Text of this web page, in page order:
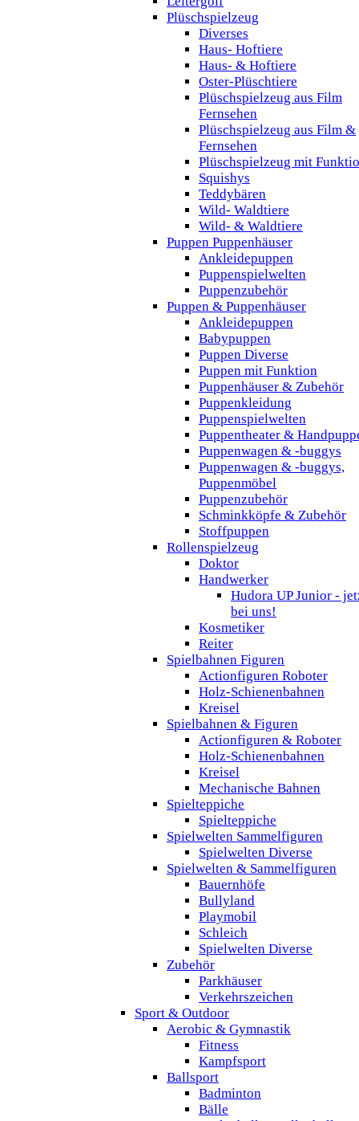
Plüschspielzeug
Diverses
Haus- Hoftiere
Haus- & Hoftiere
Oster-Plüschtiere
Plüschspielzeug aus Film
Fernsehen
Plüschspielzeug aus Film &
Fernsehen
Plüschspielzeug mit
Squishys
Teddybären
Wild- Waldtiere
Wild- & Waldtiere
Puppen Puppenhäuser
Ankleidepuppen
Puppenspielwelten
Puppenzubehör
Puppen & Puppenhäuser
Ankleidepuppen
Babypuppen
Puppen Diverse
Puppen mit Funktion
Puppenhäuser & Zubehör
Puppenkleidung
Puppenspielwelten
Puppentheater &
Puppenwagen & -buggys
Puppenwagen & -buggys,
Puppenmöbel
Puppenzubehör
Schminkköpfe & Zubehör
Stoffpuppen
Rollenspielzeug
Doktor
Handwerker
Hudora UP Junior -
bei uns!
Kosmetiker
Reiter
Spielbahnen Figuren
Actionfiguren Roboter
Holz-Schienenbahnen
Kreisel
Spielbahnen & Figuren
Actionfiguren & Roboter
Holz-Schienenbahnen
Kreisel
Mechanische Bahnen
Spielteppiche
Spielteppiche
Spielwelten Sammelfiguren
Spielwelten Diverse
Spielwelten & Sammelfiguren
Bauernhöfe
Bullyland
Playmobil
Schleich
Spielwelten Diverse
Zubehör
Parkhäuser
Verkehrszeichen
Sport & Outdoor
Aerobic & Gymnastik
Fitness
Kampfsport
Ballsport
Badminton
Bälle